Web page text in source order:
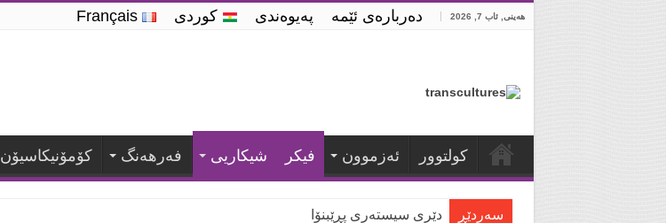
هەینی, ئاب 7, 2026 ده‌رباره‌ی ئێمه‌ په‌یوه‌ندی کوردی Français
كولتوور ئه‌زموون فیكر شیكاریی فه‌رهه‌نگ كۆمۆنیكاسیۆن
سه‌ردێڕ دێری سیستەری پڕێبنۆا